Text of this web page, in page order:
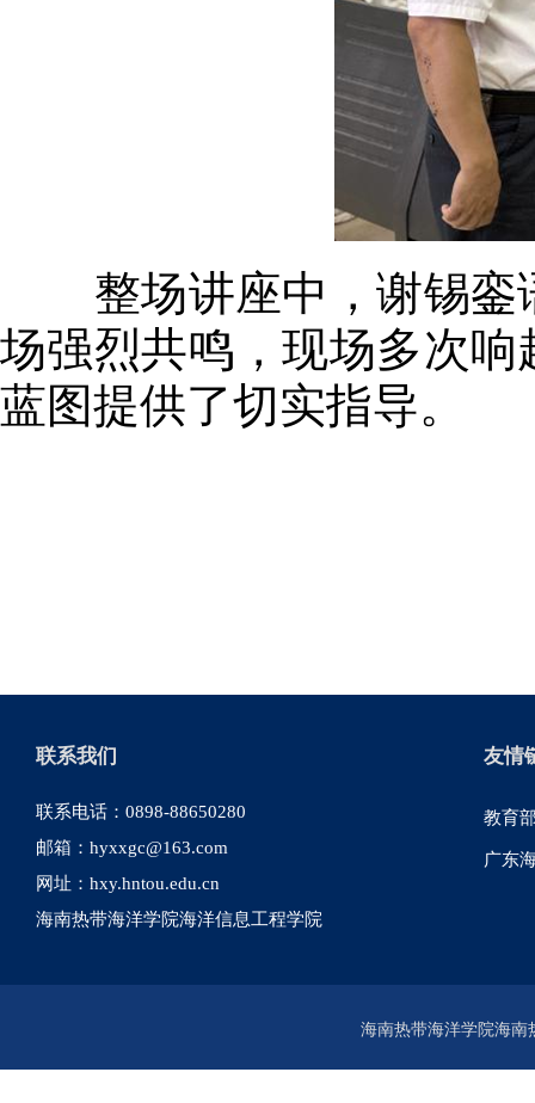
整场讲座中，谢锡銮
场强烈共鸣，现场多次
蓝图提供了切实指导。
联系我们
联系电话：0898-88650280
邮箱：hyxxgc@163.com
网址：hxy.hntou.edu.cn
海南热带海洋学院海洋信息工程学院
友情
教育
广东
海南热带海洋学院海南